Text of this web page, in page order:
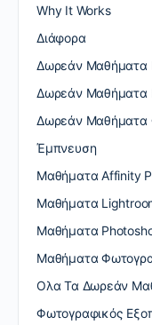
Why It Works
Διάφορα
Δωρεάν Μαθήματα
Δωρεάν Μαθήματα
Δωρεάν Μαθήματα
Έμπνευση
Μαθήματα Affinity
Μαθήματα
Μαθήματα
Μαθήματα
Ολα Τα Δωρεάν
Φωτογραφικός